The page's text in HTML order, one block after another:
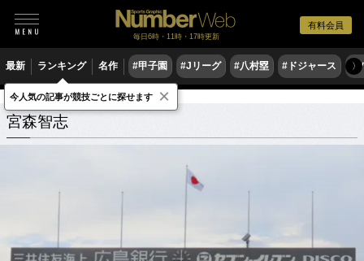
有料会員
毎日6時・11時・17時更新
最新 ランキング 名作 #甲子園 #Jリーグ #八村塁 #ドジャース #
〉
宮森智志 関連記事
宮森智志
今人気の記事が競技ごとに探せます ×